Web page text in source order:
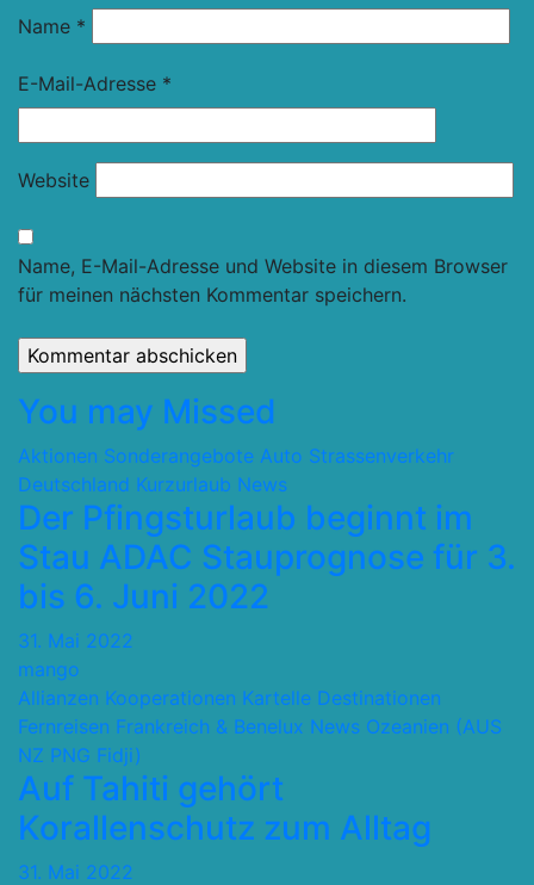
Name *
E-Mail-Adresse *
Website
Name, E-Mail-Adresse und Website in diesem Browser
für meinen nächsten Kommentar speichern.
You may Missed
Aktionen Sonderangebote Auto Strassenverkehr
Deutschland Kurzurlaub News
Der Pfingsturlaub beginnt im
Stau ADAC Stauprognose für 3.
bis 6. Juni 2022
31. Mai 2022
mango
Allianzen Kooperationen Kartelle Destinationen
Fernreisen Frankreich & Benelux News Ozeanien (AUS
NZ PNG Fidji)
Auf Tahiti gehört
Korallenschutz zum Alltag
31. Mai 2022